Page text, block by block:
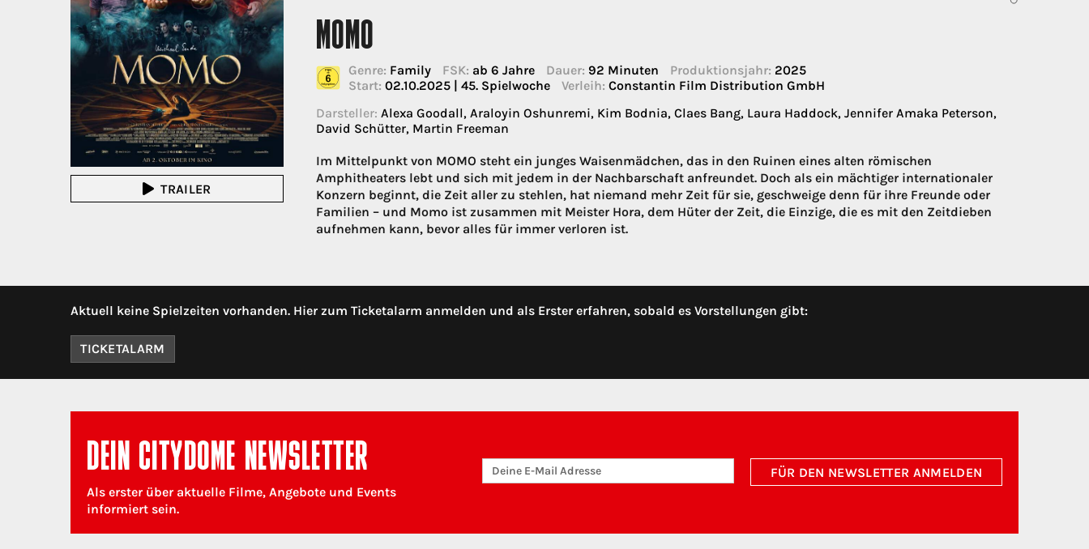
TRAILER
MOMO
Genre: Family FSK: ab 6 Jahre Dauer: 92 Minuten Produktionsjahr: 2025
Start: 02.10.2025 | 45. Spielwoche Verleih: Constantin Film Distribution GmbH
Darsteller: Alexa Goodall, Araloyin Oshunremi, Kim Bodnia, Claes Bang, Laura Haddock, Jennifer Amaka Peterson,
David Schütter, Martin Freeman
Im Mittelpunkt von MOMO steht ein junges Waisenmädchen, das in den Ruinen eines alten römischen
Amphitheaters lebt und sich mit jedem in der Nachbarschaft anfreundet. Doch als ein mächtiger internationaler
Konzern beginnt, die Zeit aller zu stehlen, hat niemand mehr Zeit für sie, geschweige denn für ihre Freunde oder
Familien – und Momo ist zusammen mit Meister Hora, dem Hüter der Zeit, die Einzige, die es mit den Zeitdieben
aufnehmen kann, bevor alles für immer verloren ist.
Aktuell keine Spielzeiten vorhanden. Hier zum Ticketalarm anmelden und als Erster erfahren, sobald es Vorstellungen gibt:
TICKETALARM
DEIN CITYDOME NEWSLETTER
Als erster über aktuelle Filme, Angebote und Events
informiert sein.
FÜR DEN NEWSLETTER ANMELDEN